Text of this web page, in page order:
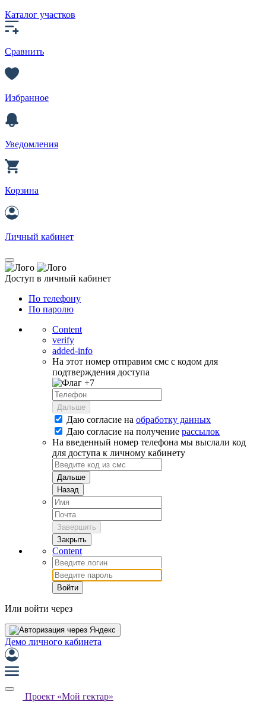
Каталог участков
Сравнить
Избранное
Уведомления
Корзина
Личный кабинет
Доступ в личный кабинет
По телефону
По паролю
Content
verify
added-info
На этот номер отправим смс с кодом для
подтверждения доступа
+7
Дальше
Даю согласие на обработку данных
Даю согласие на получение рассылок
На введенный номер телефона мы выслали код
для доступа к личному кабинету
Дальше
Назад
Завершить
Закрыть
Content
Войти
Или войти через
Демо личного кабинета
Проект «Мой гектар»